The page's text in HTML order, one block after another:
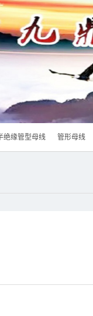
绝缘管型母线 管形母线